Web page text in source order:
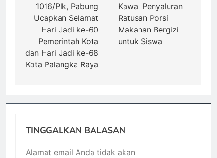
1016/Plk, Pabung
Ucapkan Selamat
Hari Jadi ke-60
Pemerintah Kota
dan Hari Jadi ke-68
Kota Palangka Raya
Kawal Penyaluran
Ratusan Porsi
Makanan Bergizi
untuk Siswa
TINGGALKAN BALASAN
Alamat email Anda tidak akan